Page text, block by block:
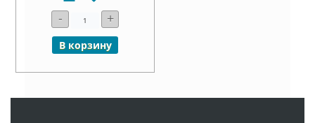
- +
В корзину